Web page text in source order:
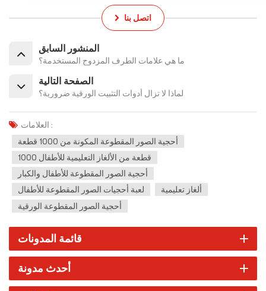
اتصل بنا
المنشور السابق
ما هي علامات الطرف المزدوج المستخدمة؟
الصفحة التالية
لماذا لا تزال أدوات التثبيت الورقية ضرورية؟
العلامات :
أحجية الصور المقطوعة المكونة من 1000 قطعة
1000 قطعة من الألغاز التعليمية للأطفال
أحجية الصور المقطوعة للأطفال والكبار
لعبة أحجيات الصور المقطوعة للأطفال
ألغاز تعليمية
أحجية الصور المقطوعة الورقية
قائمة المدونات
أحدث مدونة